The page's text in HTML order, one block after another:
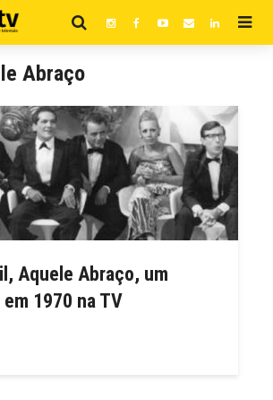
Abraço
Aquele Abraço, um
1970 na TV